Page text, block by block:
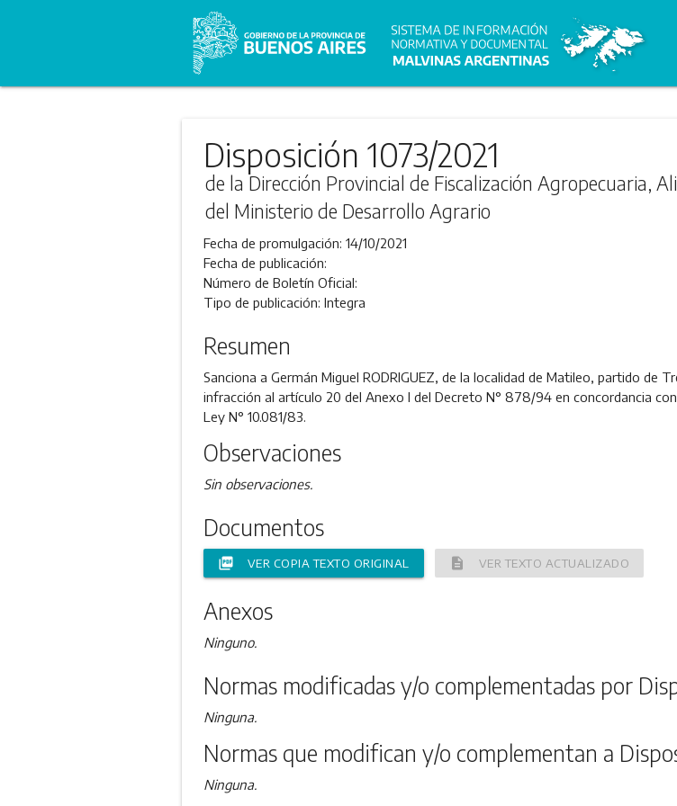
Disposición 1073/2021
de la Dirección Provincial de Fiscalización Agropecuaria,
del Ministerio de Desarrollo Agrario
Fecha de promulgación: 14/10/2021
Fecha de publicación:
Número de Boletín Oficial:
Tipo de publicación: Integra
Resumen
Sanciona a Germán Miguel RODRIGUEZ, de la localidad de Matileo, partido de
infracción al artículo 20 del Anexo I del Decreto N° 878/94 en concordancia
Ley N° 10.081/83.
Observaciones
Sin observaciones.
Documentos
picture_as_pdf VER COPIA TEXTO ORIGINAL description VER TEXTO ACTUALIZADO
Anexos
Ninguno.
Normas modificadas y/o complementadas por
Ninguna.
Normas que modifican y/o complementan a
Ninguna.